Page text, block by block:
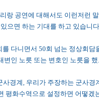
랑 공연에 대해서도 이런저런
으면 하는 기대를 하고 있습니
를 다니면서 50회 넘는 정상회
변인 노릇 또는 변호인 노릇을
사경계, 우리가 주장하는 군사
평화수역으로 설정하면 어떻겠